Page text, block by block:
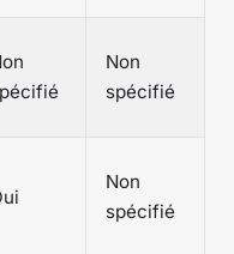
Non
spécifié
Non
spécifié